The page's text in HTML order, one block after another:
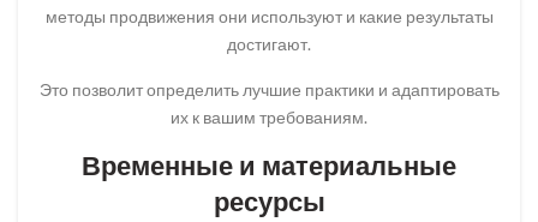
методы продвижения они используют и какие результаты
достигают.
Это позволит определить лучшие практики и адаптировать
их к вашим требованиям.
Временные и материальные
ресурсы